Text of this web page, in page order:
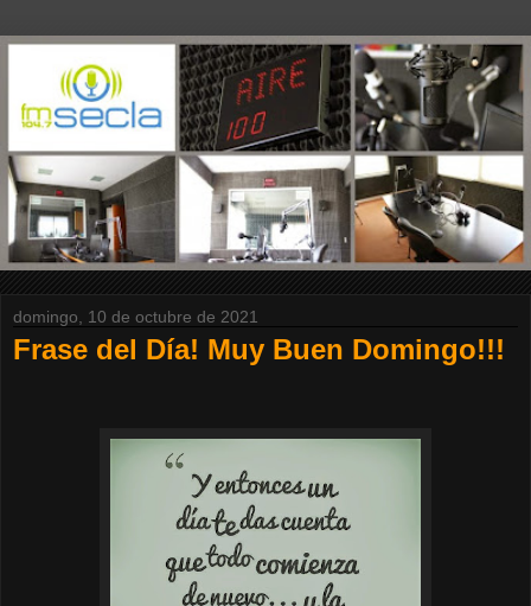
domingo, 10 de octubre de 2021
Frase del Día! Muy Buen Domingo!!!